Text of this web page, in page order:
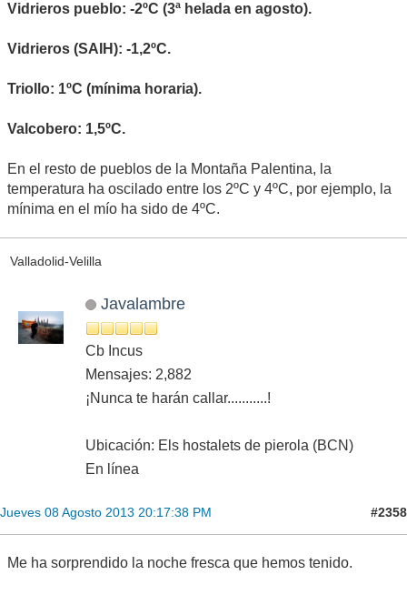
Vidrieros pueblo: -2ºC (3ª helada en agosto).
Vidrieros (SAIH): -1,2ºC.
Triollo: 1ºC (mínima horaria).
Valcobero: 1,5ºC.
En el resto de pueblos de la Montaña Palentina, la
temperatura ha oscilado entre los 2ºC y 4ºC, por ejemplo, la
mínima en el mío ha sido de 4ºC.
Valladolid-Velilla
Javalambre
Cb Incus
Mensajes: 2,882
¡Nunca te harán callar...........!
Ubicación: Els hostalets de pierola (BCN)
En línea
Jueves 08 Agosto 2013 20:17:38 PM #2358
Me ha sorprendido la noche fresca que hemos tenido.